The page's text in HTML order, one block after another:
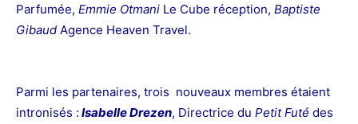
Parfumée, Emmie Otmani Le Cube réception, Baptiste
Gibaud Agence Heaven Travel.
Parmi les partenaires, trois nouveaux membres étaient
intronisés : Isabelle Drezen, Directrice du Petit Futé des